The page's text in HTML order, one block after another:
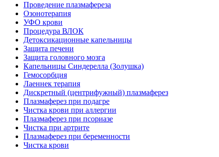
Проведение плазмафереза
Озонотерапия
УФО крови
Процедура ВЛОК
Детоксикационные капельницы
Защита печени
Защита головного мозга
Капельницы Синдерелла (Золушка)
Гемосорбция
Лаеннек терапия
Дискретный (центрифужный) плазмаферез
Плазмаферез при подагре
Чистка крови при аллергии
Плазмаферез при псориазе
Чистка при артрите
Плазмаферез при беременности
Чистка крови